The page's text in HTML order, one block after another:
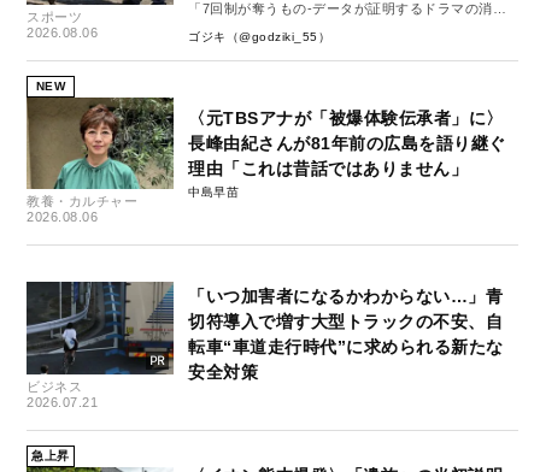
スポーツ
2026.08.06
「7回制が奪うもの-データが証明するドラマの消
失-」
ゴジキ（@godziki_55）
NEW
教養・カルチャー
2026.08.06
〈元TBSアナが「被爆体験伝承者」に〉
長峰由紀さんが81年前の広島を語り継ぐ
理由「これは昔話ではありません」
中島早苗
ビジネス
2026.07.21
「いつ加害者になるかわからない…」青
切符導入で増す大型トラックの不安、自
転車“車道走行時代”に求められる新たな
安全対策
急上昇